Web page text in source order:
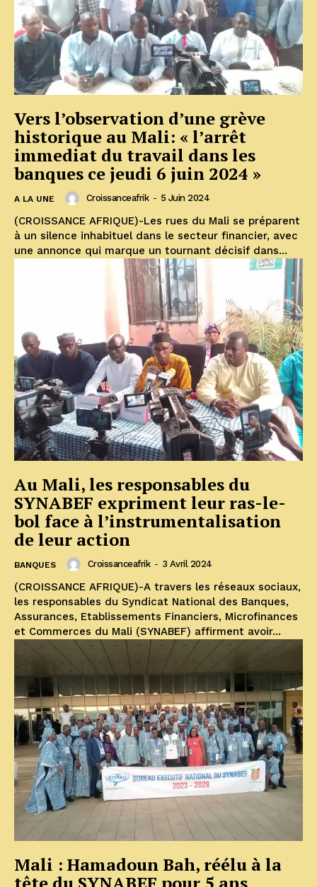
Vers l’observation d’une grève
historique au Mali: « l’arrêt
immediat du travail dans les
banques ce jeudi 6 juin 2024 »
A LA UNE Croissanceafrik - 5 Juin 2024
(CROISSANCE AFRIQUE)-Les rues du Mali se préparent
à un silence inhabituel dans le secteur financier, avec
une annonce qui marque un tournant décisif dans...
Au Mali, les responsables du
SYNABEF expriment leur ras-le-
bol face à l’instrumentalisation
de leur action
BANQUES Croissanceafrik - 3 Avril 2024
(CROISSANCE AFRIQUE)-A travers les réseaux sociaux,
les responsables du Syndicat National des Banques,
Assurances, Etablissements Financiers, Microfinances
et Commerces du Mali (SYNABEF) affirment avoir...
Mali : Hamadoun Bah, réélu à la